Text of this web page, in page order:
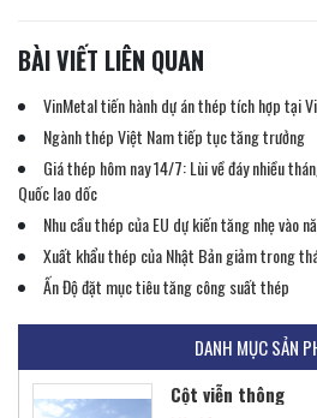
BÀI VIẾT LIÊN QUAN
VinMetal tiến hành dự án thép tích hợp tại
Ngành thép Việt Nam tiếp tục tăng trưởng
Giá thép hôm nay 14/7: Lùi về đáy nhiều
Quốc lao dốc
Nhu cầu thép của EU dự kiến ​​tăng nhẹ vào
Xuất khẩu thép của Nhật Bản giảm trong
Ấn Độ đặt mục tiêu tăng công suất thép
DANH MỤC SẢN
Khung thép tiền
Liên hệ
Cột viễn thông